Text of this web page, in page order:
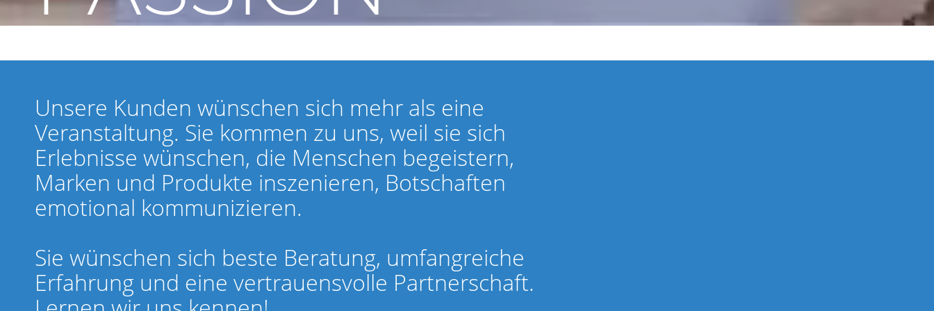
Unsere Kunden wünschen sich mehr als eine
Veranstaltung. Sie kommen zu uns, weil sie sich
Erlebnisse wünschen, die Menschen begeistern,
Marken und Produkte inszenieren, Botschaften
emotional kommunizieren.
Sie wünschen sich beste Beratung, umfangreiche
Erfahrung und eine vertrauensvolle Partnerschaft.